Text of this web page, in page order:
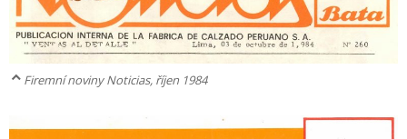
Firemní noviny Noticias, říjen 1984